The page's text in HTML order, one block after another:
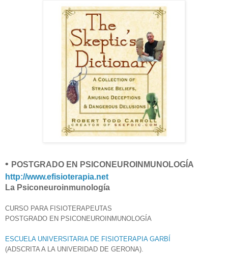
• POSTGRADO EN PSICONEUROINMUNOLOGÍA
http://www.efisioterapia.net
La Psiconeuroinmunología
CURSO PARA FISIOTERAPEUTAS
POSTGRADO EN PSICONEUROINMUNOLOGÍA
ESCUELA UNIVERSITARIA DE FISIOTERAPIA GARBÍ
(ADSCRITA A LA UNIVERIDAD DE GERONA).